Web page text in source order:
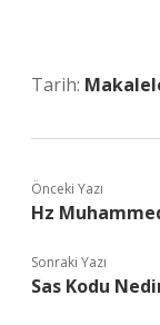
Tarih:
Önceki Yazı
Hz
Sonraki Yazı
Sas Kodu